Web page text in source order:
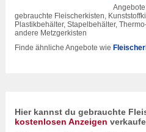
gebrauchte Fleischerkisten,
Plastikbehälter, Stapelbehälter,
andere Metzgerkisten
Finde ähnliche Angebote wie
Hier kannst du gebrauchte
kostenlosen Anzeigen